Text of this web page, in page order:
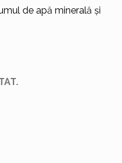
de apă minerală și